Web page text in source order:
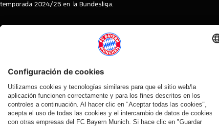
temporada 2024/25 en la Bundesliga.
TEMAS DE ESTE VÍDEO
DE
BUNDESLIGA
VINCENT
KOMPANY
ST.
PAULI
VÍDEOS RELACIONADOS
Vídeo
EN
DIFERIDO
Vídeo
VÍDEO
Rueda
Vídeo
VÍDEO
Jonas
Vídeo
EN
DIFERIDO
Vídeo
EN DIFERIDO
Presentación
Vídeo
VÍDEO
Ronda
Vídeo
VÍDEO
Ronda con
Vídeo
VÍDEO
Entrevistas